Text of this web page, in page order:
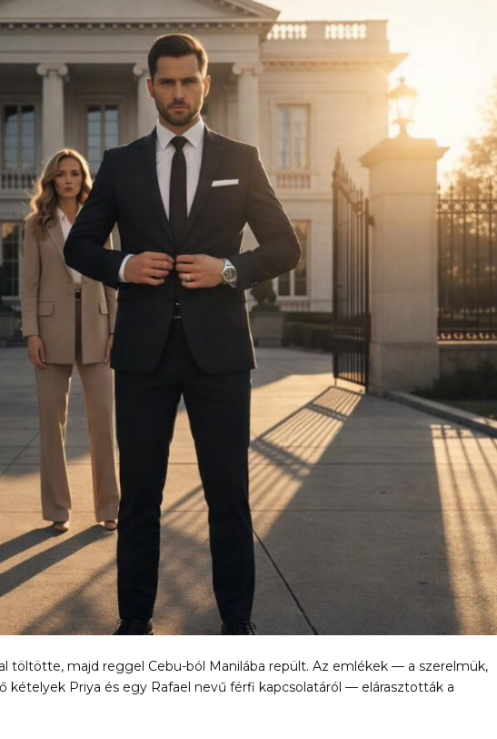
töltötte, majd reggel Cebu-ból Manilába repült. Az emlékek — a szerelmük,
kételyek Priya és egy Rafael nevű férfi kapcsolatáról — elárasztották a